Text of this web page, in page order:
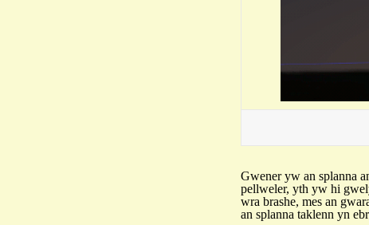
Gwener yw an splanna
pellweler, yth yw hi
wra brashe, mes an
an splanna taklenn yn